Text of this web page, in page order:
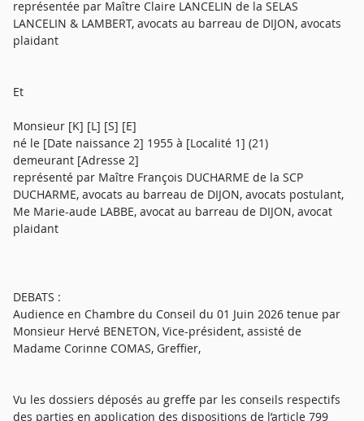
représentée par Maître Claire LANCELIN de la SELAS
LANCELIN & LAMBERT, avocats au barreau de DIJON, avocats
plaidant
Et
Monsieur [K] [L] [S] [E]
né le [Date naissance 2] 1955 à [Localité 1] (21)
demeurant [Adresse 2]
représenté par Maître François DUCHARME de la SCP
DUCHARME, avocats au barreau de DIJON, avocats postulant,
Me Marie-aude LABBE, avocat au barreau de DIJON, avocat
plaidant
DEBATS :
Audience en Chambre du Conseil du 01 Juin 2026 tenue par
Monsieur Hervé BENETON, Vice-président, assisté de
Madame Corinne COMAS, Greffier,
Vu les dossiers déposés au greffe par les conseils respectifs
des parties en application des dispositions de l’article 799